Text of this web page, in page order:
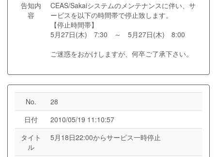
告知内
容
CEAS/Sakaiシステムのメンテナンスに伴い、サ
ービスを以下の時間帯で停止致します。
【停止時間帯】
5月27日(木) 7:30 ～ 5月27日(木) 8:00
ご迷惑をおかけしますが、何卒ご了承下さい。
No.
28
日付
2010/05/19 11:10:57
タイト
ル
5月18日22:00からサービス一時停止